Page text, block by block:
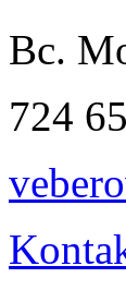
Bc.
724